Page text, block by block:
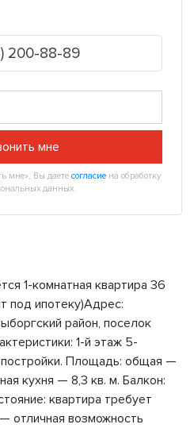
200-88-89
мне
мне», Вы даете согласие на обработку
данных.
1-комнатная квартира 36
под ипотеку)Адрес:
район, поселок
1-й этаж 5-
Площадь: общая —
кухня — 8,3 кв. м. Балкон:
квартира требует
отличная возможность